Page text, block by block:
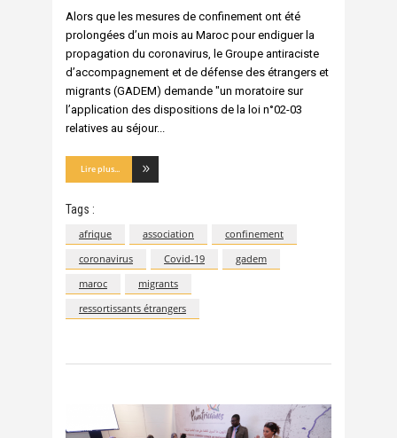
Alors que les mesures de confinement ont été
prolongées d’un mois au Maroc pour endiguer la
propagation du coronavirus, le Groupe antiraciste
d’accompagnement et de défense des étrangers et
migrants (GADEM) demande "un moratoire sur
l’application des dispositions de la loi n°02-03
relatives au séjour
Lire plus...
Tags :
afrique association
confinement
coronavirus
Covid-19
gadem
maroc
migrants
ressortissants étrangers